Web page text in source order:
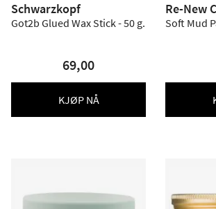
Schwarzkopf
Got2b Glued Wax Stick - 50 g.
69,00
KJØP NÅ
Re-New
Soft Mud